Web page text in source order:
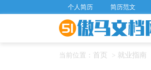
个人简历 简历范文
当前位置： 首页 > 就业指南